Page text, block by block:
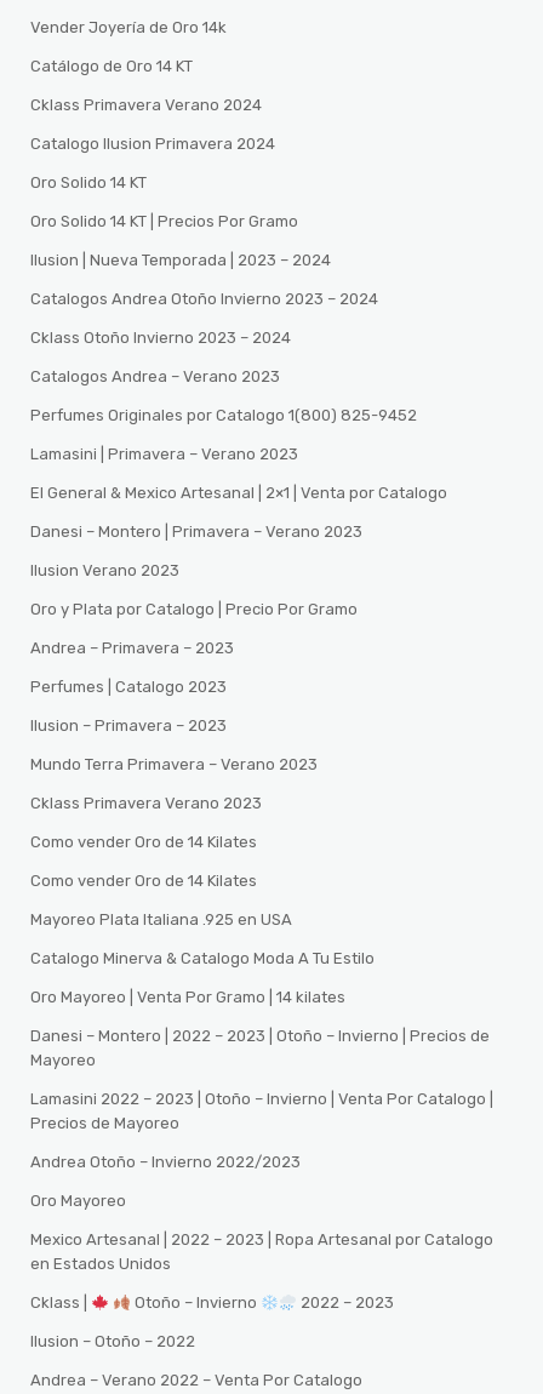
Vender Joyería de Oro 14k
Catálogo de Oro 14 KT
Cklass Primavera Verano 2024
Catalogo Ilusion Primavera 2024
Oro Solido 14 KT
Oro Solido 14 KT | Precios Por Gramo
Ilusion | Nueva Temporada | 2023 – 2024
Catalogos Andrea Otoño Invierno 2023 – 2024
Cklass Otoño Invierno 2023 – 2024
Catalogos Andrea – Verano 2023
Perfumes Originales por Catalogo 1(800) 825-9452
Lamasini | Primavera – Verano 2023
El General & Mexico Artesanal | 2×1 | Venta por Catalogo
Danesi – Montero | Primavera – Verano 2023
Ilusion Verano 2023
Oro y Plata por Catalogo | Precio Por Gramo
Andrea – Primavera – 2023
Perfumes | Catalogo 2023
Ilusion – Primavera – 2023
Mundo Terra Primavera – Verano 2023
Cklass Primavera Verano 2023
Como vender Oro de 14 Kilates
Como vender Oro de 14 Kilates
Mayoreo Plata Italiana .925 en USA
Catalogo Minerva & Catalogo Moda A Tu Estilo
Oro Mayoreo | Venta Por Gramo | 14 kilates
Danesi – Montero | 2022 – 2023 | Otoño – Invierno | Precios de
Mayoreo
Lamasini 2022 – 2023 | Otoño – Invierno | Venta Por Catalogo |
Precios de Mayoreo
Andrea Otoño – Invierno 2022/2023
Oro Mayoreo
Mexico Artesanal | 2022 – 2023 | Ropa Artesanal por Catalogo
en Estados Unidos
Cklass | Otoño – Invierno 2022 – 2023
Ilusion – Otoño – 2022
Andrea – Verano 2022 – Venta Por Catalogo